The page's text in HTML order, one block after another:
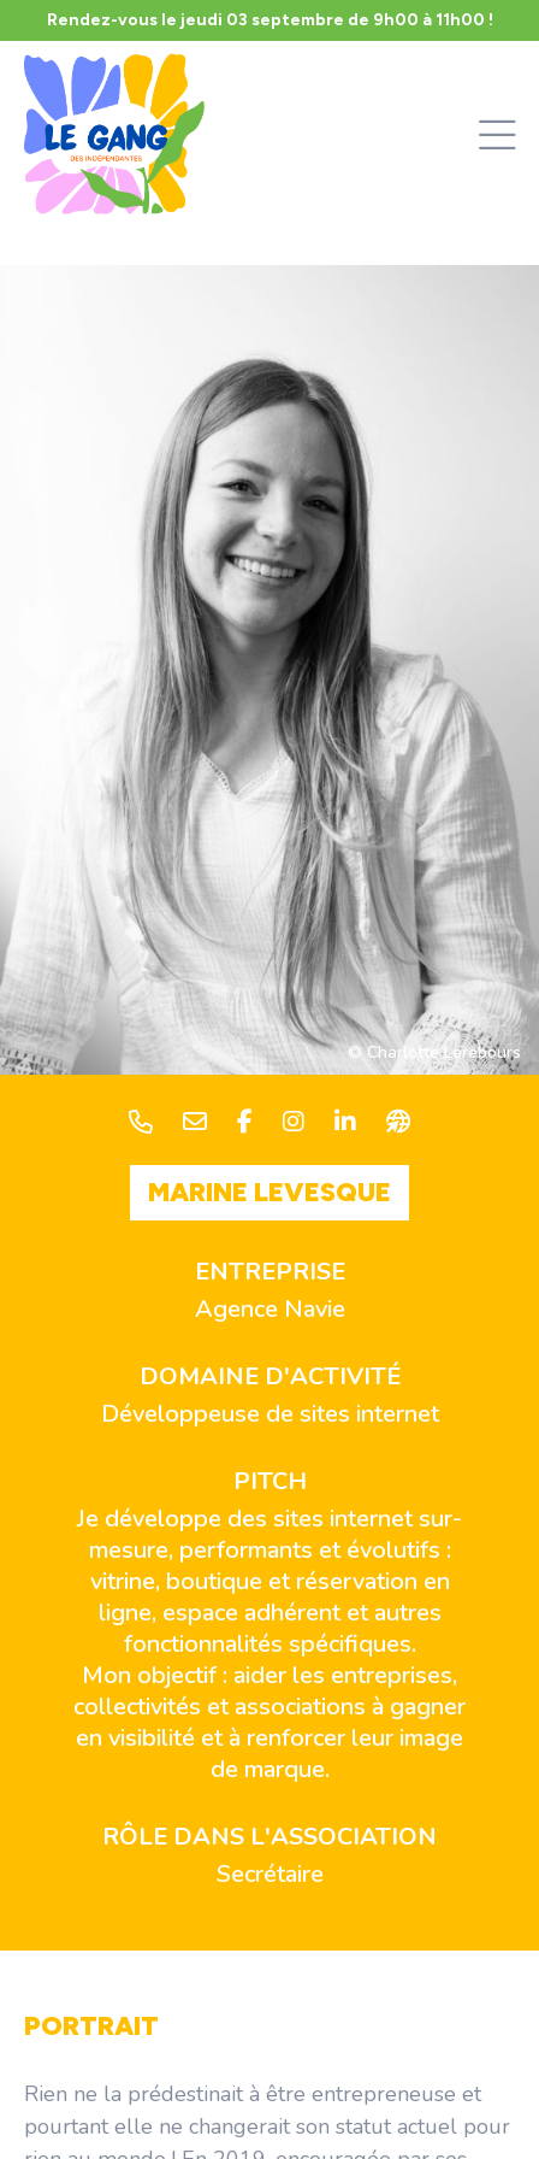
Rendez-vous le jeudi 03 septembre de 9h00 à 11h00 !
© Charlotte Lerebours
MARINE LEVESQUE
ENTREPRISE
Agence Navie
DOMAINE D'ACTIVITÉ
Développeuse de sites internet
PITCH
Je développe des sites internet sur-
mesure, performants et évolutifs :
vitrine, boutique et réservation en
ligne, espace adhérent et autres
fonctionnalités spécifiques.
Mon objectif : aider les entreprises,
collectivités et associations à gagner
en visibilité et à renforcer leur image
de marque.
RÔLE DANS L'ASSOCIATION
Secrétaire
PORTRAIT
Rien ne la prédestinait à être entrepreneuse et
pourtant elle ne changerait son statut actuel pour